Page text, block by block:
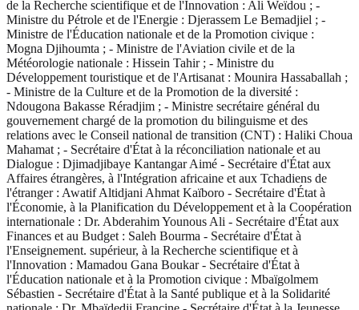
de la Recherche scientifique et de l'Innovation : Ali Weïdou ; -
Ministre du Pétrole et de l'Energie : Djerassem Le Bemadjiel ; -
Ministre de l'Éducation nationale et de la Promotion civique :
Mogna Djihoumta ; - Ministre de l'Aviation civile et de la
Météorologie nationale : Hissein Tahir ; - Ministre du
Développement touristique et de l'Artisanat : Mounira Hassaballah ;
- Ministre de la Culture et de la Promotion de la diversité :
Ndougona Bakasse Réradjim ; - Ministre secrétaire général du
gouvernement chargé de la promotion du bilinguisme et des
relations avec le Conseil national de transition (CNT) : Haliki Choua
Mahamat ; - Secrétaire d'État à la réconciliation nationale et au
Dialogue : Djimadjibaye Kantangar Aimé - Secrétaire d'État aux
Affaires étrangères, à l'Intégration africaine et aux Tchadiens de
l'étranger : Awatif Altidjani Ahmat Kaïboro - Secrétaire d'État à
l'Économie, à la Planification du Développement et à la Coopération
internationale : Dr. Abderahim Younous Ali - Secrétaire d'État aux
Finances et au Budget : Saleh Bourma - Secrétaire d'État à
l'Enseignement. supérieur, à la Recherche scientifique et à
l'Innovation : Mamadou Gana Boukar - Secrétaire d'État à
l'Éducation nationale et à la Promotion civique : Mbaïgolmem
Sébastien - Secrétaire d'État à la Santé publique et à la Solidarité